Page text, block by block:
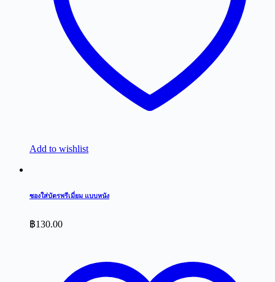
Add to wishlist
ซองใส่บัตรพรีเมี่ยม แบบหนัง
฿130.00